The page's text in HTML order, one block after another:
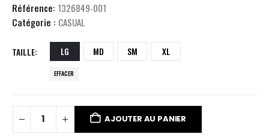
Référence: 1326849-001
Catégorie : CASUAL
TAILLE LG MD SM XL
EFFACER
AJOUTER AU PANIER